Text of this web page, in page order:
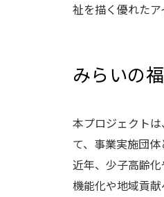
祉を描く優れた
みらいの
本プロジェクト
て、事業実施団
近年、少子高齢
機能化や地域貢